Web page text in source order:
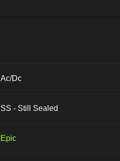
Ac/Dc
SS - Still Sealed
Epic